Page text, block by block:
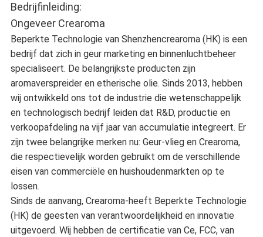
Bedrijfinleiding:
Ongeveer Crearoma
Beperkte Technologie van Shenzhencrearoma (HK) is een
bedrijf dat zich in geur marketing en binnenluchtbeheer
specialiseert. De belangrijkste producten zijn
aromaverspreider en etherische olie. Sinds 2013, hebben
wij ontwikkeld ons tot de industrie die wetenschappelijk
en technologisch bedrijf leiden dat R&D, productie en
verkoopafdeling na vijf jaar van accumulatie integreert. Er
zijn twee belangrijke merken nu: Geur-vlieg en Crearoma,
die respectievelijk worden gebruikt om de verschillende
eisen van commerciële en huishoudenmarkten op te
lossen.
Sinds de aanvang, Crearoma-heeft Beperkte Technologie
(HK) de geesten van verantwoordelijkheid en innovatie
uitgevoerd. Wij hebben de certificatie van Ce, FCC, van